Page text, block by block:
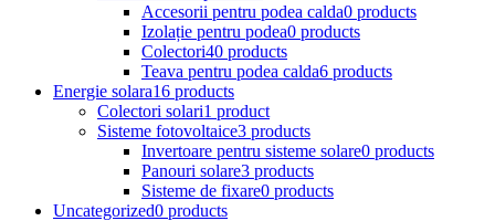
Accesorii pentru podea calda0 products
Izolație pentru podea0 products
Colectori40 products
Teava pentru podea calda6 products
Energie solara16 products
Colectori solari1 product
Sisteme fotovoltaice3 products
Invertoare pentru sisteme solare0 products
Panouri solare3 products
Sisteme de fixare0 products
Uncategorized0 products